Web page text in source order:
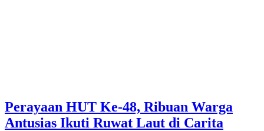
Perayaan HUT Ke-48, Ribuan Warga
Antusias Ikuti Ruwat Laut di Carita